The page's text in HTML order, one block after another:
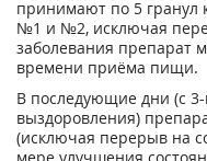
принимают по 5 гранул
№1 и №2, исключая
заболевания препарат
времени приёма пищи.
В последующие дни (с
выздоровления)
(исключая перерыв на